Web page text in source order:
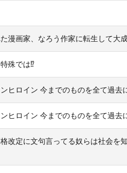
漫画家、なろう作家に転生して大
殊では⁉
ヒロイン 今までのものを全て過去
ヒロイン 今までのものを全て過去
改定に文句言ってる奴らは社会を